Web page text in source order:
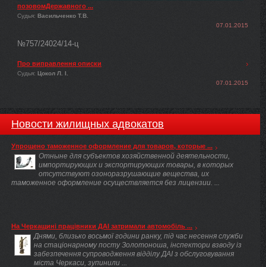
позовомДержавного ...
Судья: Васильченко Т.В.
07.01.2015
№757/24024/14-ц
Про виправлення описки
Судья: Цокол Л. І.
07.01.2015
Новости жилищных адвокатов
Упрощено таможенное оформление для товаров, которые ...
Отныне для субъектов хозяйственной деятельности,
импортирующих и экспортирующих товары, в которых
отсутствуют озоноразрушающие вещества, их
таможенное оформление осуществляется без лицензии. ...
На Черкащині працівники ДАІ затримали автомобіль ...
Днями, близько восьмої години ранку, під час несення служби
на стаціонарному посту Золотоноша, інспектори взводу із
забезпечення супроводження відділу ДАІ з обслуговування
міста Черкаси, зупинили ...